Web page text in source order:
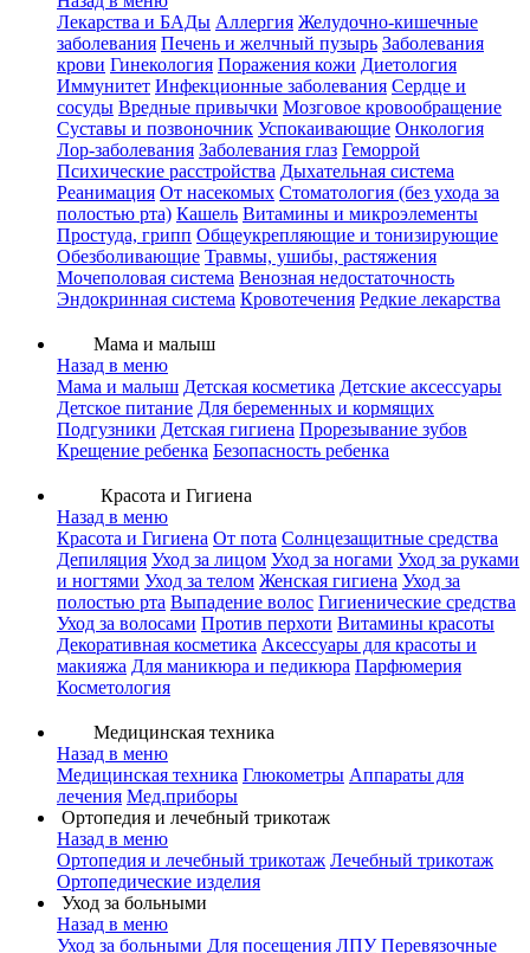
Лекарства и БАДы Аллергия Желудочно-кишечные
заболевания Печень и желчный пузырь Заболевания
крови Гинекология Поражения кожи Диетология
Иммунитет Инфекционные заболевания Сердце и
сосуды Вредные привычки Мозговое кровообращение
Суставы и позвоночник Успокаивающие Онкология
Лор-заболевания Заболевания глаз Геморрой
Психические расстройства Дыхательная система
Реанимация От насекомых Стоматология (без ухода за
полостью рта) Кашель Витамины и микроэлементы
Простуда, грипп Общеукрепляющие и тонизирующие
Обезболивающие Травмы, ушибы, растяжения
Мочеполовая система Венозная недостаточность
Эндокринная система Кровотечения Редкие лекарства
Мама и малыш
Назад в меню
Мама и малыш Детская косметика Детские аксессуары
Детское питание Для беременных и кормящих
Подгузники Детская гигиена Прорезывание зубов
Крещение ребенка Безопасность ребенка
Красота и Гигиена
Назад в меню
Красота и Гигиена От пота Солнцезащитные средства
Депиляция Уход за лицом Уход за ногами Уход за руками
и ногтями Уход за телом Женская гигиена Уход за
полостью рта Выпадение волос Гигиенические средства
Уход за волосами Против перхоти Витамины красоты
Декоративная косметика Аксессуары для красоты и
макияжа Для маникюра и педикюра Парфюмерия
Косметология
Медицинская техника
Назад в меню
Медицинская техника Глюкометры Аппараты для
лечения Мед.приборы
Ортопедия и лечебный трикотаж
Назад в меню
Ортопедия и лечебный трикотаж Лечебный трикотаж
Ортопедические изделия
Уход за больными
Назад в меню
Уход за больными Для посещения ЛПУ Перевязочные